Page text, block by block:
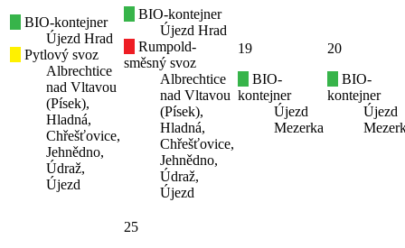
BIO-kontejner
Újezd Hrad
Pytlový svoz
Albrechtice
nad Vltavou
(Písek),
Hladná,
Chřešťovice,
Jehnědno,
Údraž,
Újezd
BIO-kontejner
Újezd Hrad
Rumpold-
směsný svoz
Albrechtice
nad Vltavou
(Písek),
Hladná,
Chřešťovice,
Jehnědno,
Údraž,
Újezd
19
BIO-
kontejner
Újezd
Mezerka
20
BIO-
kontejner
Újezd
25